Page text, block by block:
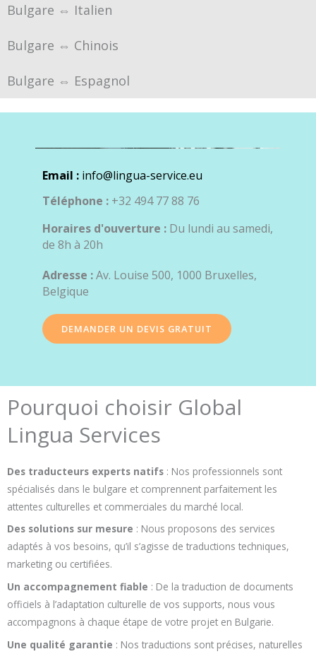
Bulgare ⇔ Italien
Bulgare ⇔ Chinois
Bulgare ⇔ Espagnol
Email : info@lingua-service.eu
Téléphone : +32 494 77 88 76
Horaires d'ouverture : Du lundi au samedi,
de 8h à 20h
Adresse :Av. Louise 500, 1000 Bruxelles,
Belgique
DEMANDER UN DEVIS GRATUIT
Pourquoi choisir Global
Lingua Services
Des traducteurs experts natifs : Nos professionnels sont
spécialisés dans le bulgare et comprennent parfaitement les
attentes culturelles et commerciales du marché local.
Des solutions sur mesure : Nous proposons des services
adaptés à vos besoins, qu’il s’agisse de traductions techniques,
marketing ou certifiées.
Un accompagnement fiable : De la traduction de documents
officiels à l’adaptation culturelle de vos supports, nous vous
accompagnons à chaque étape de votre projet en Bulgarie.
Une qualité garantie : Nos traductions sont précises, naturelles